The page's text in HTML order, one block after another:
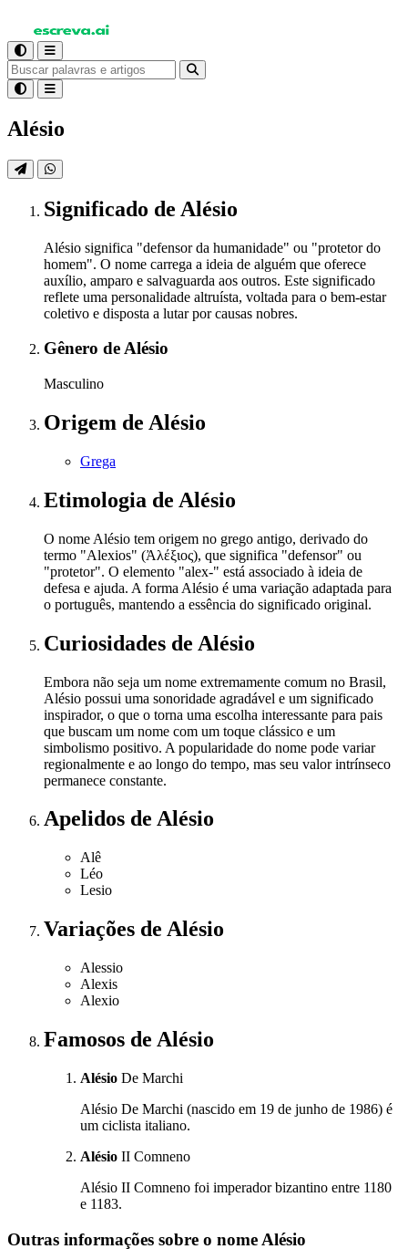
Alésio
Significado de Alésio
Alésio significa "defensor da humanidade" ou "protetor do
homem". O nome carrega a ideia de alguém que oferece
auxílio, amparo e salvaguarda aos outros. Este significado
reflete uma personalidade altruísta, voltada para o bem-estar
coletivo e disposta a lutar por causas nobres.
Gênero de Alésio
Masculino
Origem de Alésio
Grega
Etimologia de Alésio
O nome Alésio tem origem no grego antigo, derivado do
termo "Alexios" (Ἀλέξιος), que significa "defensor" ou
"protetor". O elemento "alex-" está associado à ideia de
defesa e ajuda. A forma Alésio é uma variação adaptada para
o português, mantendo a essência do significado original.
Curiosidades de Alésio
Embora não seja um nome extremamente comum no Brasil,
Alésio possui uma sonoridade agradável e um significado
inspirador, o que o torna uma escolha interessante para pais
que buscam um nome com um toque clássico e um
simbolismo positivo. A popularidade do nome pode variar
regionalmente e ao longo do tempo, mas seu valor intrínseco
permanece constante.
Apelidos de Alésio
Alê
Léo
Lesio
Variações de Alésio
Alessio
Alexis
Alexio
Famosos de Alésio
Alésio De Marchi
Alésio De Marchi (nascido em 19 de junho de 1986) é
um ciclista italiano.
Alésio II Comneno
Alésio II Comneno foi imperador bizantino entre 1180
e 1183.
Outras informações sobre o nome Alésio